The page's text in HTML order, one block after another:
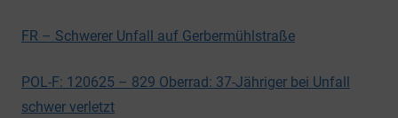
FR – Schwerer Unfall auf Gerbermühlstraße
POL-F: 120625 – 829 Oberrad: 37-Jähriger bei Unfall
schwer verletzt